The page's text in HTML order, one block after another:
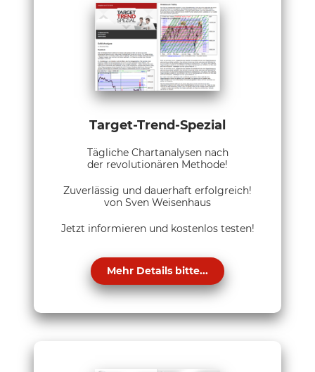
Target-Trend-Spezial
Tägliche Chartanalysen nach
der revolutionären Methode!
Zuverlässig und dauerhaft erfolgreich!
von Sven Weisenhaus
Jetzt informieren und kostenlos testen!
Mehr Details bitte...